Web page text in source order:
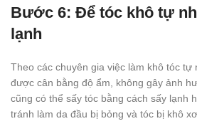
Bước 6: Để tóc khô tự
lạnh
Theo các chuyên gia việc làm khô tóc tự
được cân bằng độ ẩm, không gây ảnh
cũng có thể sấy tóc bằng cách sấy lạnh
tránh làm da đầu bị bỏng và tóc bị khô xơ.